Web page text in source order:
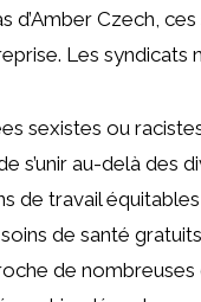
d’Amber Czech,
Les
sexistes ou
s’unir au-delà des
de travail
de santé
de